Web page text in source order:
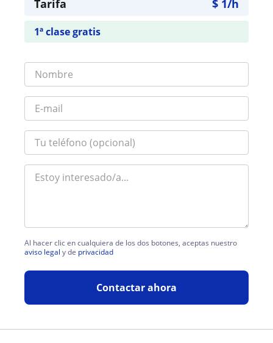
Tarifa $ 1 /h
1ª clase gratis
Al hacer clic en cualquiera de los dos botones, aceptas nuestro
aviso legal y de privacidad
Contactar ahora